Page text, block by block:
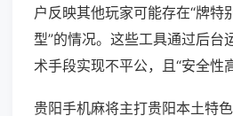
户反映其他玩家可能存在“牌特
型”的情况。这些工具通过后台
术手段实现不平公，且“安全性高
贵阳手机麻将主打贵阳本土特